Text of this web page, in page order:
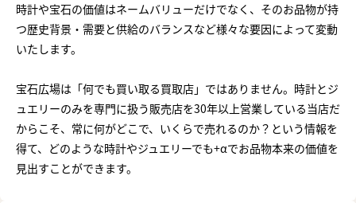
時計や宝石の価値はネームバリューだけでなく、そのお品物が持
つ歴史背景・需要と供給のバランスなど様々な要因によって変動
いたします。
宝石広場は「何でも買い取る買取店」ではありません。時計とジ
ュエリーのみを専門に扱う販売店を30年以上営業している当店だ
からこそ、常に何がどこで、いくらで売れるのか？という情報を
得て、どのような時計やジュエリーでも+αでお品物本来の価値を
見出すことができます。